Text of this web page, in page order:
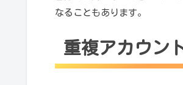
なることもあります。
重複アカウン